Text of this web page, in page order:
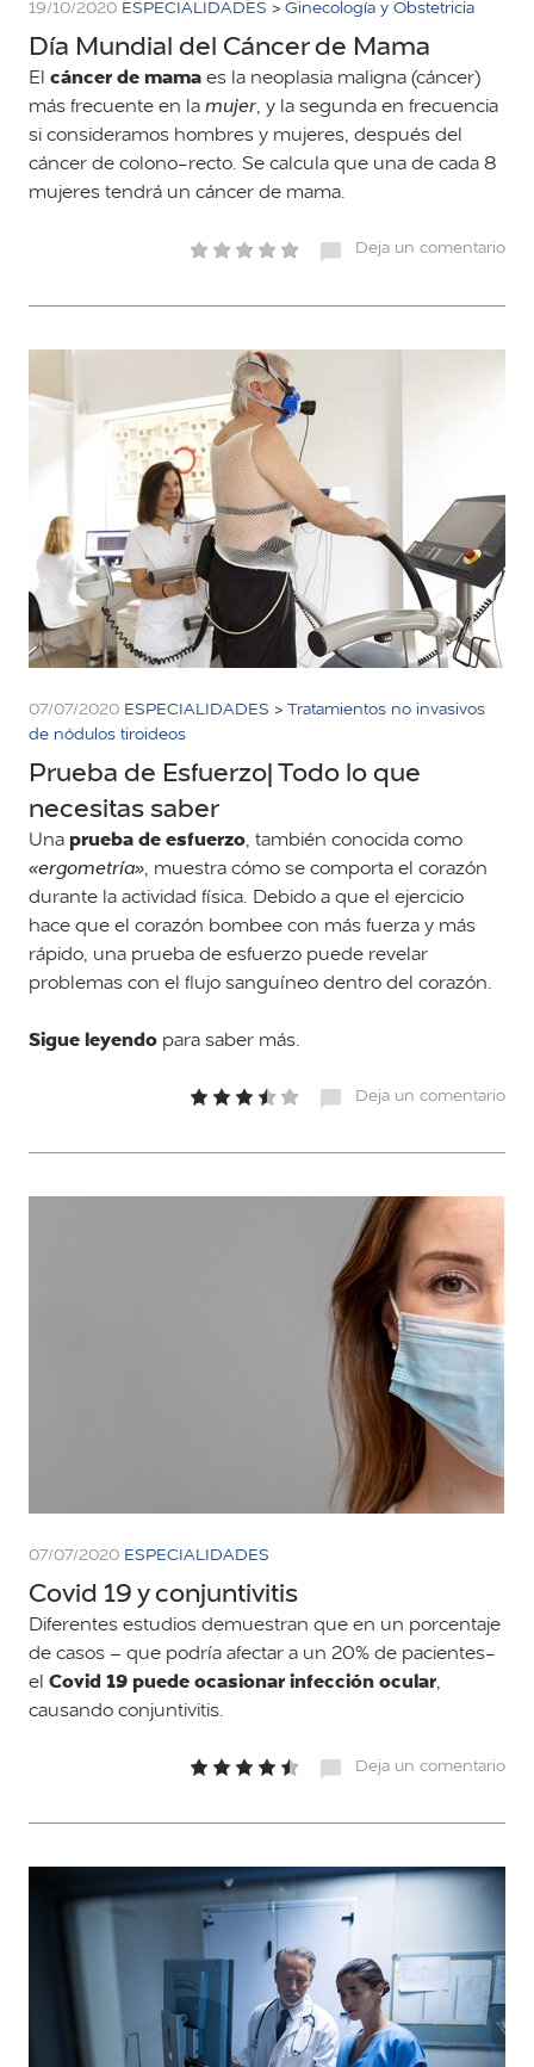
19/10/2020 ESPECIALIDADES > Ginecología y Obstetricia
Día Mundial del Cáncer de Mama
El cáncer de mamaes la neoplasia maligna (cáncer)
más frecuente en lamujer, y la segunda en frecuencia
si consideramos hombres y mujeres, después del
cáncer de colono-recto. Se calcula que una de cada 8
mujeres tendrá un cáncer de mama.
Deja un comentario
07/07/2020 ESPECIALIDADES > Tratamientos no invasivos
de nódulos tiroideos
Prueba de Esfuerzo| Todo lo que
necesitas saber
Una prueba de esfuerzo, también conocida como
«ergometría», muestra cómo se comporta el corazón
durante la actividad física. Debido a que el ejercicio
hace que el corazón bombee con más fuerza y más
rápido, una prueba de esfuerzo puede revelar
problemas con el flujo sanguíneo dentro del corazón.
Sigue leyendo para saber más.
Deja un comentario
07/07/2020 ESPECIALIDADES
Covid 19 y conjuntivitis
Diferentes estudios demuestran que en un porcentaje
de casos – que podría afectar a un 20% de pacientes-
el Covid 19 puede ocasionar infección ocular,
causando conjuntivitis.
Deja un comentario